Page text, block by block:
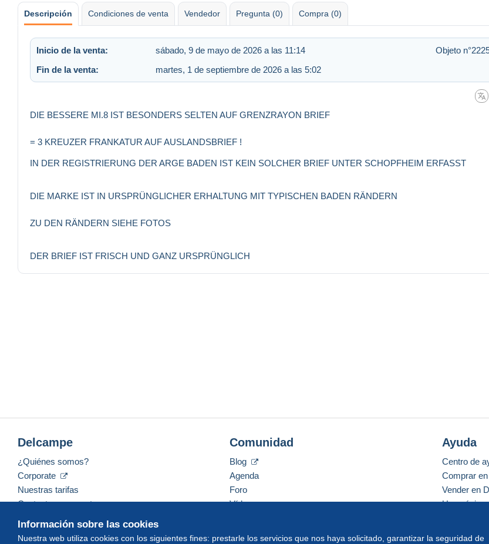
Descripción Condiciones de venta Vendedor Pregunta (0) Compra (0)
Inicio de la venta: sábado, 9 de mayo de 2026 a las 11:14
Objeto
Fin de la venta:
martes, 1 de septiembre de 2026 a las 5:02
DIE BESSERE MI.8 IST BESONDERS SELTEN AUF GRENZRAYON BRIEF
= 3 KREUZER FRANKATUR AUF AUSLANDSBRIEF !
IN DER REGISTRIERUNG DER ARGE BADEN IST KEIN SOLCHER BRIEF UNTER SCHOPFHEIM ERFASST
DIE MARKE IST IN URSPRÜNGLICHER ERHALTUNG MIT TYPISCHEN BADEN RÄNDERN
ZU DEN RÄNDERN SIEHE FOTOS
DER BRIEF IST FRISCH UND GANZ URSPRÜNGLICH
Información sobre las cookies
Nuestra web utiliza cookies con los siguientes fines: prestarle los servicios que nos haya solicitado, garantizar la seguridad de
Delcampe
¿Quiénes somos?
Corporate
Nuestras tarifas
Contacte con nosotros
Comunidad
Blog
Agenda
Foro
Vídeos
Ayuda
Centro de
Comprar
Vender en
Una página